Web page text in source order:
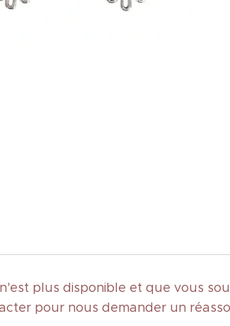
plus disponible et que vous
pour nous demander un